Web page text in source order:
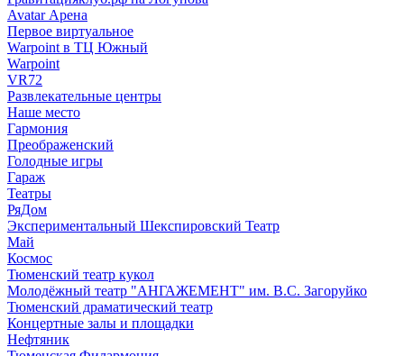
Avatar Арена
Первое виртуальное
Warpoint в ТЦ Южный
Warpoint
VR72
Развлекательные центры
Наше место
Гармония
Преображенский
Голодные игры
Гараж
Театры
РяДом
Экспериментальный Шекспировский Театр
Май
Космос
Тюменский театр кукол
Молодёжный театр "АНГАЖЕМЕНТ" им. В.С. Загоруйко
Тюменский драматический театр
Концертные залы и площадки
Нефтяник